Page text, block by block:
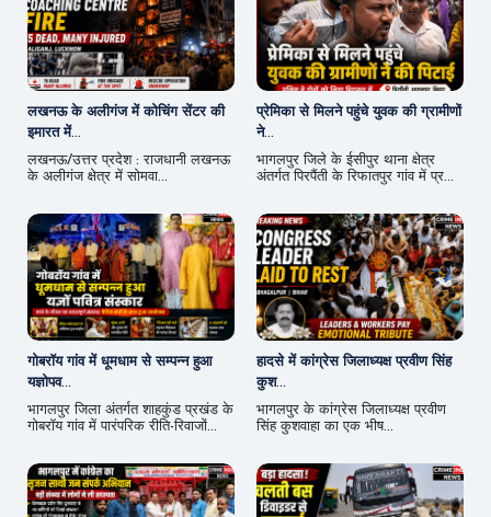
लखनऊ के अलीगंज में कोचिंग सेंटर की
इमारत में...
लखनऊ/उत्तर प्रदेश : राजधानी लखनऊ
के अलीगंज क्षेत्र में सोमवा...
प्रेमिका से मिलने पहुंचे युवक की ग्रामीणों
ने...
भागलपुर जिले के ईसीपुर थाना क्षेत्र
अंतर्गत पिरपैंती के रिफातपुर गांव में प्र...
गोबरॉय गांव में धूमधाम से सम्पन्न हुआ
यज्ञोपव...
भागलपुर जिला अंतर्गत शाहकुंड प्रखंड के
गोबरॉय गांव में पारंपरिक रीति-रिवाजों...
हादसे में कांग्रेस जिलाध्यक्ष प्रवीण सिंह
कुश...
भागलपुर के कांग्रेस जिलाध्यक्ष प्रवीण
सिंह कुशवाहा का एक भीष...